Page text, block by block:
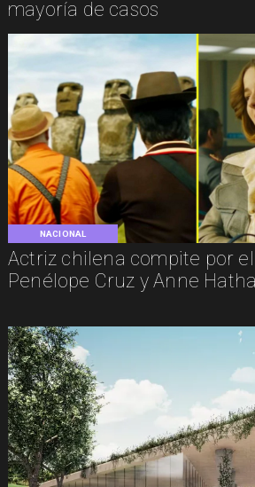
mayoría de casos
NACIONAL
Actriz chilena compite por
Penélope Cruz y Anne